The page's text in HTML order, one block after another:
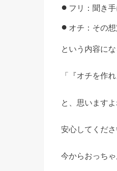
フリ：聞き
オチ：その
という内容に
「『オチを作
と、思いますよ
安心してくださ
今からおっちゃ